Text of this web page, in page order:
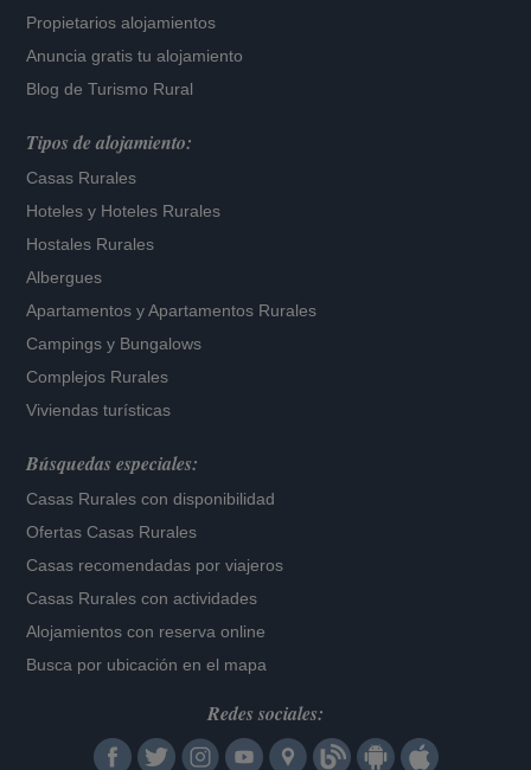
Propietarios alojamientos
Anuncia gratis tu alojamiento
Blog de Turismo Rural
Tipos de alojamiento:
Casas Rurales
Hoteles y Hoteles Rurales
Hostales Rurales
Albergues
Apartamentos yApartamentos Rurales
Campings y Bungalows
Complejos Rurales
Viviendas turísticas
Búsquedas especiales:
Casas Rurales con disponibilidad
Ofertas Casas Rurales
Casas recomendadas por viajeros
Casas Rurales con actividades
Alojamientos con reserva online
Busca por ubicación en el mapa
Redes sociales: